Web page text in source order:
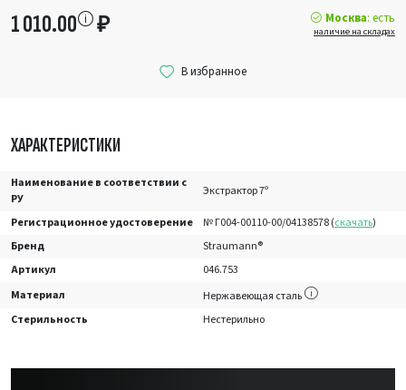
ХАРАКТЕРИСТИКИ
Наименование в соответствии с
РУ
Экстрактор 7º
Регистрационное удостоверение № Г004-00110-00/04138578 (скачать)
Бренд
Straumann®
Артикул
046.753
Материал
Нержавеющая сталь
Стерильность
Нестерильно
1 010.00 ₽ Москва: есть
наличие на складах